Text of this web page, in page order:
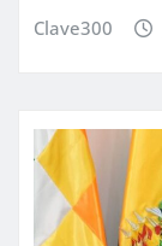
Clave300